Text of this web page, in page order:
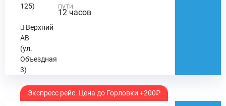
125)
Верхний
АВ
(ул.
Объездная
3)
пути:
12 часов
Экспресс рейс. Цена до Горловки +200₽